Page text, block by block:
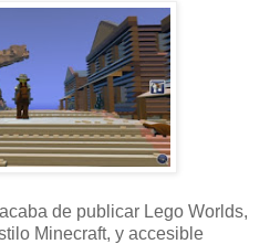
de publicar Lego Worlds,
Minecraft, y accesible